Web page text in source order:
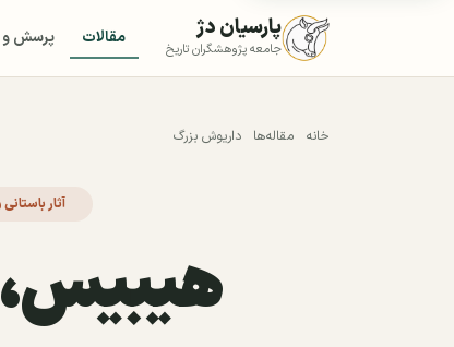
پارسیان دژ
جامعه پژوهشگران تاریخ مقالات پرسش و
خانه مقاله‌ها داریوش بزرگ
آثار